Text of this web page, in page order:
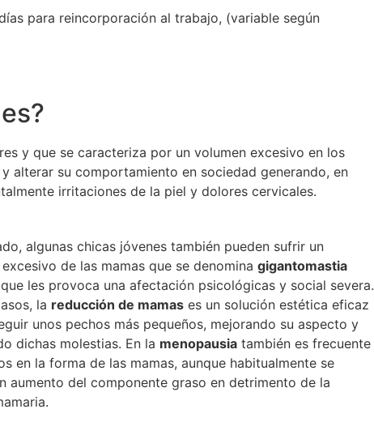
para reincorporación al trabajo, (variable según
y que se caracteriza por un volumen excesivo en los
alterar su comportamiento en sociedad generando, en
irritaciones de la piel y dolores cervicales.
algunas chicas jóvenes también pueden sufrir un
de las mamas que se denomina gigantomastia
les provoca una afectación psicológicas y social severa.
la reducción de mamas es un solución estética eficaz
unos pechos más pequeños, mejorando su aspecto y
dichas molestias. En la menopausia también es frecuente
en la forma de las mamas, aunque habitualmente se
aumento del componente graso en detrimento de la